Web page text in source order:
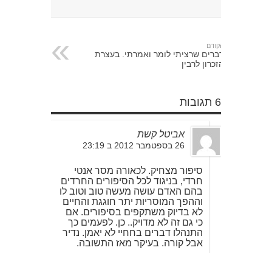
הקודם
דברים שרציתי לומר ואמרתי. בעצרת
הזכרון לרבין
6 תגובות
אביטל קשת
26 בספטמבר 2012 ב 23:19
סיפור מצחיק. לכאורה מסר אנטי
חרדי, בניגוד לכל הסיפורים החרדים
בהם האדם עושה מעשה טוב וטוב לו
וההפך המוסריות יתר חוגגת והחיים
לא בדיוק משתקפים בסיפורים. אם
כי גם זה לא מדויק.. כן. לפעמים כך
התנהלו דברים בחחיי לא יאמן. נדיר
אבל קורה. בעיקר מאז התשובה.